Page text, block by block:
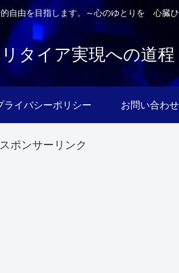
自由を目指します。～心のゆとりを 心臓
タイア実現への道程
ライバシーポリシー お問い合わせ
スポンサーリンク